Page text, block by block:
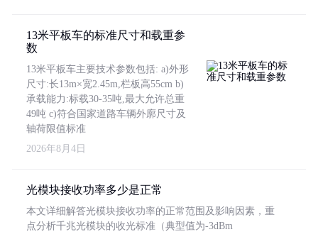
13米平板车的标准尺寸和载重参
数
13米平板车主要技术参数包括: a)外形
尺寸:长13m×宽2.45m,栏板高55cm b)
承载能力:标载30-35吨,最大允许总重
49吨 c)符合国家道路车辆外廓尺寸及
轴荷限值标准
2026年8月4日
光模块接收功率多少是正常
本文详细解答光模块接收功率的正常范围及影响因素，重
点分析千兆光模块的收光标准（典型值为-3dBm